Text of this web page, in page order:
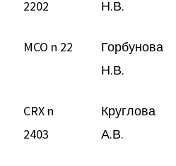
2202
Н.В.
MCO n 22
Горбунова
Н.В.
CRX n
2403
Круглова
А.В.